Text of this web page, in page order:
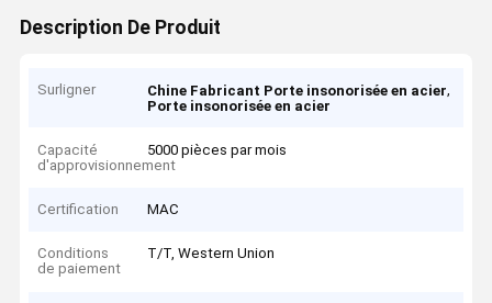
Description De Produit
Surligner Chine Fabricant Porte insonorisée en acier,
Porte insonorisée en acier
Capacité
d'approvisionnement
5000 pièces par mois
Certification MAC
Conditions
de paiement
T/T, Western Union